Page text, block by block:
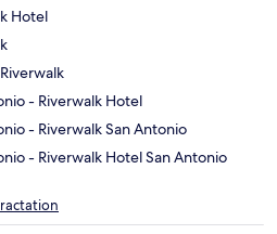
Hotel
- Riverwalk Hotel
- Riverwalk San Antonio
- Riverwalk Hotel San Antonio